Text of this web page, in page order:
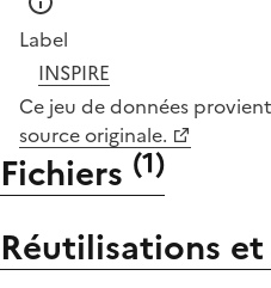
Label
INSPIRE
Ce jeu de données
source originale.
Fichiers (1)
Réutilisations et